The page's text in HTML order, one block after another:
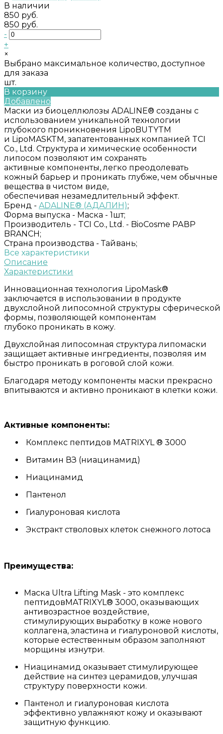
В наличии
850 руб.
850 руб.
-
+
×
Выбрано максимальное количество, доступное
для заказа
шт.
В корзину
Добавлено
Маски из биоцеллюлозы ADALINE® созданы с
использованием уникальной технологии
глубокого проникновения LipоBUTYTM
и LipoMASKTM, запатентованных компанией TCI
Co., Ltd. Структура и химические особенности
липосом позволяют им сохранять
активные компоненты, легко преодолевать
кожный барьер и проникать глубже, чем обычные
вещества в чистом виде,
обеспечивая незамедлительный эффект.
Бренд - ADALINE® (АДАЛИН);
Форма выпуска - Маска - 1шт;
Производитель - TCI Со., Ltd. - BioCosme РАВР
BRANCH;
Страна производства -Тайвань;
Все характеристики
Описание
Характеристики
Инновационная технология LipoMask®
заключается в использовании в продукте
двухслойной липосомной структуры сферической
формы, позволяющей компонентам
глубоко проникать в кожу.
Двухслойная липосомная структура липомаски
защищает активные ингредиенты, позволяя им
быстро проникать в роговой слой кожи.
Благодаря методу компоненты маски прекрасно
впитываются и активно проникают в клетки кожи.
Активные компоненты:
Комплекс пептидов MATRIXYL ® 3000
Витамин ВЗ (ниацинамид)
Ниацинамид
Пантенол
Гиалуроновая кислота
Экстракт стволовых клеток снежного лотоса
Преимущества:
Маска Ultra Lifting Mask - это комплекс
пептидовMATRIXYL® 3000, оказывающих
антивозрастное воздействие,
стимулирующих выработку в коже нового
коллагена, эластина и гиалуроновой кислоты,
которые естественным образом заполняют
морщины изнутри.
Ниацинамид оказывает стимулирующее
действие на синтез церамидов, улучшая
структуру поверхности кожи.
Пантенол и гиалуроновая кислота
эффективно увлажняют кожу и оказывают
защитную функцию.